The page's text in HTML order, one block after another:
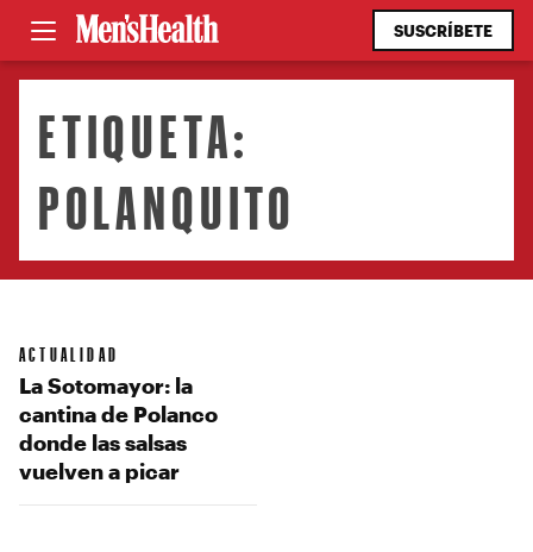
SUSCRÍBETE
ETIQUETA:
POLANQUITO
ACTUALIDAD
La Sotomayor: la
cantina de Polanco
donde las salsas
vuelven a picar